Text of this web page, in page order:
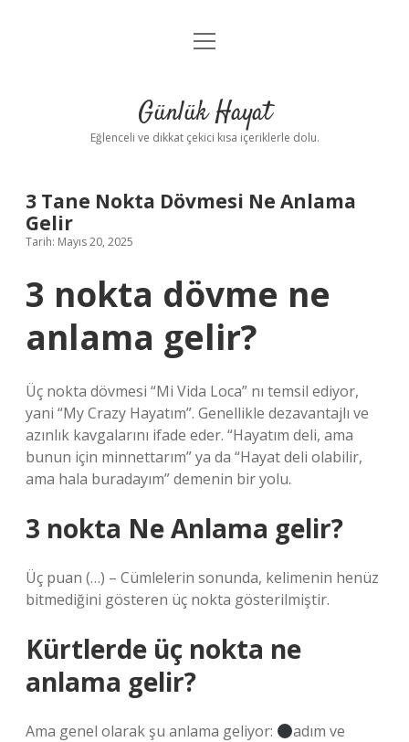
Anasayfa
Yasal Uyarı
menüyü
Günlük Hayat
Eğlenceli ve dikkat çekici kısa içeriklerle dolu.
3 Tane Nokta Dövmesi Ne Anlama
Gelir
Tarih: Mayıs 20, 2025
3 nokta dövme ne
anlama gelir?
Üç nokta dövmesi “Mi Vida Loca” nı temsil ediyor,
yani “My Crazy Hayatım”. Genellikle dezavantajlı ve
azınlık kavgalarını ifade eder. “Hayatım deli, ama
bunun için minnettarım” ya da “Hayat deli olabilir,
ama hala buradayım” demenin bir yolu.
3 nokta Ne Anlama gelir?
Üç puan (…) – Cümlelerin sonunda, kelimenin henüz
bitmediğini gösteren üç nokta gösterilmiştir.
Kürtlerde üç nokta ne
anlama gelir?
Ama genel olarak şu anlama geliyor:
adım ve